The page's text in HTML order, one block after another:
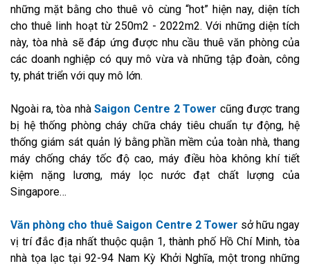
những mặt bằng cho thuê vô cùng “hot” hiện nay, diện tích
cho thuê linh hoạt từ 250m2 - 2022m2. Với những diện tích
này, tòa nhà sẽ đáp ứng được nhu cầu thuê văn phòng của
các doanh nghiệp có quy mô vừa và những tập đoàn, công
ty, phát triển với quy mô lớn.
Ngoài ra, tòa nhàSaigon Centre 2 Tower cũng được trang
bị hệ thống phòng cháy chữa cháy tiêu chuẩn tự động, hệ
thống giám sát quản lý bằng phần mềm của toàn nhà, thang
máy chống cháy tốc độ cao, máy điều hòa không khí tiết
kiệm nặng lương, máy lọc nước đạt chất lượng của
Singapore…
Văn phòng cho thuê Saigon Centre 2 Tower sở hữu ngay
vị trí đắc địa nhất thuộc quận 1, thành phố Hồ Chí Minh, tòa
nhà tọa lạc tại 92-94 Nam Kỳ Khởi Nghĩa, một trong những